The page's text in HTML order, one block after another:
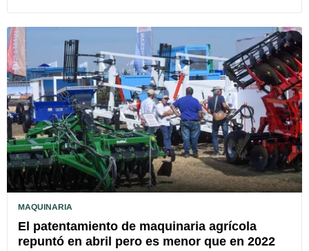
MAQUINARIA
El patentamiento de maquinaria agrícola
repuntó en abril pero es menor que en 2022